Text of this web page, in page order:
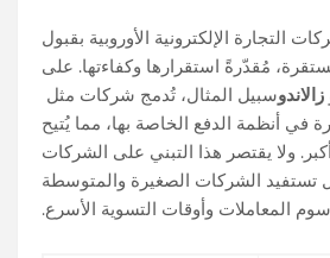
التجارة الإلكترونية الأوروبية بقبول
مُقدّرةً استقرارها وكفاءتها. على
سبيل المثال، تُدمج شركات مثلزالاندو
في أنظمة الدفع الخاصة بها، مما يُتيح
أكبر. ولا يقتصر هذا التبني على الشركات
تستفيد الشركات الصغيرة والمتوسطة
المعاملات وأوقات التسوية الأسرع.